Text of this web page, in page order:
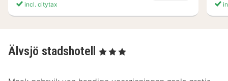
incl. citytax
Älvsjö stadshotell , 3 Sterren